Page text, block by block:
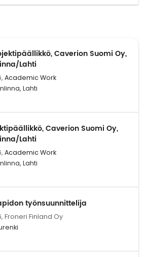
Caverion Suomi Oy,
Lahti
Academic Work
Lahti
Caverion Suomi Oy,
Lahti
Academic Work
Lahti
työnsuunnittelija
Froneri Finland Oy